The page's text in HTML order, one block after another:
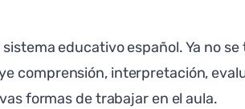
educativo español. Ya no
comprensión, interpretación,
formas de trabajar en el aula.